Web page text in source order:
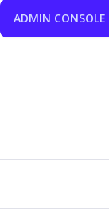
ADMIN CONSOLE